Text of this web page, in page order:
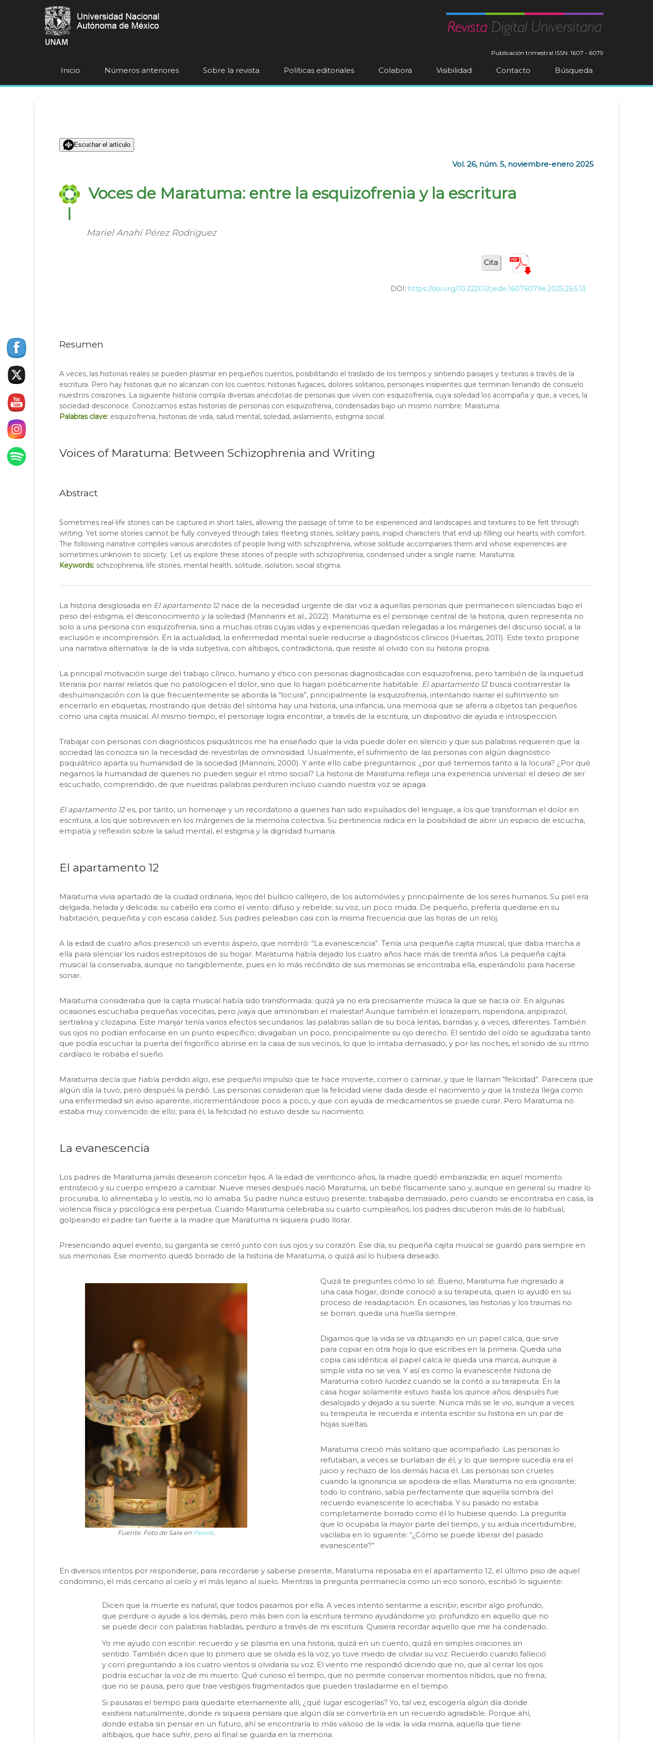
Publicación trimestral ISSN: 1607 - 6079
Inicio Números anteriores Sobre la revista Políticas editoriales Colabora Visibilidad Contacto Búsqueda
Escuchar el artículo
Vol. 26, núm. 5, noviembre-enero 2025
Voces de Maratuma: entre la esquizofrenia y la escritura
Mariel Anahí Pérez Rodríguez
Cita
DOI: https://doi.org/10.22201/ceide.16076079e.2025.26.5.13
Resumen
A veces, las historias reales se pueden plasmar en pequeños cuentos, posibilitando el traslado de los tiempos y sintiendo paisajes y texturas a través de la
escritura. Pero hay historias que no alcanzan con los cuentos: historias fugaces, dolores solitarios, personajes insipientes que terminan llenando de consuelo
nuestros corazones. La siguiente historia compila diversas anécdotas de personas que viven con esquizofrenia, cuya soledad los acompaña y que, a veces, la
sociedad desconoce. Conozcamos estas historias de personas con esquizofrenia, condensadas bajo un mismo nombre: Maratuma.
Palabras clave: esquizofrenia, historias de vida, salud mental, soledad, aislamiento, estigma social.
Voices of Maratuma: Between Schizophrenia and Writing
Abstract
Sometimes real-life stories can be captured in short tales, allowing the passage of time to be experienced and landscapes and textures to be felt through
writing. Yet some stories cannot be fully conveyed through tales: fleeting stories, solitary pains, insipid characters that end up filling our hearts with comfort.
The following narrative compiles various anecdotes of people living with schizophrenia, whose solitude accompanies them and whose experiences are
sometimes unknown to society. Let us explore these stories of people with schizophrenia, condensed under a single name: Maratuma.
Keywords: schizophrenia, life stories, mental health, solitude, isolation, social stigma.
La historia desglosada en El apartamento 12nace de la necesidad urgente de dar voz a aquellas personas que permanecen silenciadas bajo el
peso del estigma, el desconocimiento y la soledad (Mannarini et al., 2022). Maratuma es el personaje central de la historia, quien representa no
solo a una persona con esquizofrenia, sino a muchas otras cuyas vidas y experiencias quedan relegadas a los márgenes del discurso social, a la
exclusión e incomprensión. En la actualidad, la enfermedad mental suele reducirse a diagnósticos clínicos (Huertas, 2011). Este texto propone
una narrativa alternativa: la de la vida subjetiva, con altibajos, contradictoria, que resiste al olvido con su historia propia.
La principal motivación surge del trabajo clínico, humano y ético con personas diagnosticadas con esquizofrenia, pero también de la inquietud
literaria por narrar relatos que no patologicen el dolor, sino que lo hagan poéticamente habitable. El apartamento 12busca contrarrestar la
deshumanización con la que frecuentemente se aborda la “locura”, principalmente la esquizofrenia, intentando narrar el sufrimiento sin
encerrarlo en etiquetas, mostrando que detrás del síntoma hay una historia, una infancia, una memoria que se aferra a objetos tan pequeños
como una cajita musical. Al mismo tiempo, el personaje logra encontrar, a través de la escritura, un dispositivo de ayuda e introspección.
Trabajar con personas con diagnósticos psiquiátricos me ha enseñado que la vida puede doler en silencio y que sus palabras requieren que la
sociedad las conozca sin la necesidad de revestirlas de ominosidad. Usualmente, el sufrimiento de las personas con algún diagnóstico
psiquiátrico aparta su humanidad de la sociedad (Mannoni, 2000). Y ante ello cabe preguntarnos: ¿por qué tememos tanto a la locura? ¿Por qué
negamos la humanidad de quienes no pueden seguir el ritmo social? La historia de Maratuma refleja una experiencia universal: el deseo de ser
escuchado, comprendido, de que nuestras palabras perduren incluso cuando nuestra voz se apaga.
El apartamento 12es, por tanto, un homenaje y un recordatorio a quienes han sido expulsados del lenguaje, a los que transforman el dolor en
escritura, a los que sobreviven en los márgenes de la memoria colectiva. Su pertinencia radica en la posibilidad de abrir un espacio de escucha,
empatía y reflexión sobre la salud mental, el estigma y la dignidad humana.
El apartamento 12
Maratuma vivía apartado de la ciudad ordinaria, lejos del bullicio callejero, de los automóviles y principalmente de los seres humanos. Su piel era
delgada, helada y delicada; su cabello era como el viento: difuso y rebelde; su voz, un poco muda. De pequeño, prefería quedarse en su
habitación, pequeñita y con escasa calidez. Sus padres peleaban casi con la misma frecuencia que las horas de un reloj.
A la edad de cuatro años presenció un evento áspero, que nombró: “La evanescencia”. Tenía una pequeña cajita musical, que daba marcha a
ella para silenciar los ruidos estrepitosos de su hogar. Maratuma había dejado los cuatro años hace más de treinta años. La pequeña cajita
musical la conservaba, aunque no tangiblemente, pues en lo más recóndito de sus memorias se encontraba ella, esperándolo para hacerse
sonar.
Maratuma consideraba que la cajita musical había sido transformada; quizá ya no era precisamente música la que se hacía oír. En algunas
ocasiones escuchaba pequeñas vocecitas, pero ¡vaya que aminoraban el malestar! Aunque también el lorazepam, risperidona, aripiprazol,
sertralina y clozapina. Este manjar tenía varios efectos secundarios: las palabras salían de su boca lentas, barridas y, a veces, diferentes. También
sus ojos no podían enfocarse en un punto específico; divagaban un poco, principalmente su ojo derecho. El sentido del oído se agudizaba tanto
que podía escuchar la puerta del frigorífico abrirse en la casa de sus vecinos, lo que lo irritaba demasiado, y por las noches, el sonido de su ritmo
cardíaco le robaba el sueño.
Maratuma decía que había perdido algo, ese pequeño impulso que te hace moverte, comer o caminar, y que le llaman “felicidad”. Pareciera que
algún día la tuvo, pero después la perdió. Las personas consideran que la felicidad viene dada desde el nacimiento y que la tristeza llega como
una enfermedad sin aviso aparente, incrementándose poco a poco, y que con ayuda de medicamentos se puede curar. Pero Maratuma no
estaba muy convencido de ello; para él, la felicidad no estuvo desde su nacimiento.
La evanescencia
Los padres de Maratuma jamás desearon concebir hijos. A la edad de veinticinco años, la madre quedó embarazada; en aquel momento
entristeció y su cuerpo empezó a cambiar. Nueve meses después nació Maratuma, un bebé físicamente sano y, aunque en general su madre lo
procuraba, lo alimentaba y lo vestía, no lo amaba. Su padre nunca estuvo presente; trabajaba demasiado, pero cuando se encontraba en casa, la
violencia física y psicológica era perpetua. Cuando Maratuma celebraba su cuarto cumpleaños, los padres discutieron más de lo habitual,
golpeando el padre tan fuerte a la madre que Maratuma ni siquiera pudo llorar.
Presenciando aquel evento, su garganta se cerró junto con sus ojos y su corazón. Ese día, su pequeña cajita musical se guardó para siempre en
sus memorias. Ese momento quedó borrado de la historia de Maratuma, o quizá así lo hubiera deseado.
Fuente. Foto de Sara en Pexels.
Quizá te preguntes cómo lo sé. Bueno, Maratuma fue ingresado a
una casa hogar, donde conoció a su terapeuta, quien lo ayudó en su
proceso de readaptación. En ocasiones, las historias y los traumas no
se borran; queda una huella siempre.
Digamos que la vida se va dibujando en un papel calca, que sirve
para copiar en otra hoja lo que escribes en la primera. Queda una
copia casi idéntica; al papel calca le queda una marca, aunque a
simple vista no se vea. Y así es como la evanescente historia de
Maratuma cobró lucidez cuando se la contó a su terapeuta. En la
casa hogar solamente estuvo hasta los quince años; después fue
desalojado y dejado a su suerte. Nunca más se le vio, aunque a veces
su terapeuta le recuerda e intenta escribir su historia en un par de
hojas sueltas.
Maratuma creció más solitario que acompañado. Las personas lo
refutaban, a veces se burlaban de él, y lo que siempre sucedía era el
juicio y rechazo de los demás hacia él. Las personas son crueles
cuando la ignorancia se apodera de ellas. Maratuma no era ignorante;
todo lo contrario, sabía perfectamente que aquella sombra del
recuerdo evanescente lo acechaba. Y su pasado no estaba
completamente borrado como él lo hubiese querido. La pregunta
que lo ocupaba la mayor parte del tiempo, y su ardua incertidumbre,
vacilaba en lo siguiente: “¿Cómo se puede liberar del pasado
evanescente?”
En diversos intentos por responderse, para recordarse y saberse presente, Maratuma reposaba en el apartamento 12, el último piso de aquel
condominio, el más cercano al cielo y el más lejano al suelo. Mientras la pregunta permanecía como un eco sonoro, escribió lo siguiente:
Dicen que la muerte es natural, que todos pasamos por ella. A veces intento sentarme a escribir, escribir algo profundo,
que perdure o ayude a los demás, pero más bien con la escritura termino ayudándome yo; profundizo en aquello que no
se puede decir con palabras habladas, perduro a través de mi escritura. Quisiera recordar aquello que me ha condenado.
Yo me ayudo con escribir: recuerdo y se plasma en una historia, quizá en un cuento, quizá en simples oraciones sin
sentido. También dicen que lo primero que se olvida es la voz; yo tuve miedo de olvidar su voz. Recuerdo cuando falleció
y corrí preguntando a los cuatro vientos si olvidaría su voz. El viento me respondió diciendo que no, que al cerrar los ojos
podría escuchar la voz de mi muerto. Qué curioso el tiempo, que no permite conservar momentos nítidos, que no frena,
que no se pausa, pero que trae vestigios fragmentados que pueden trasladarme en el tiempo.
Si pausaras el tiempo para quedarte eternamente allí, ¿qué lugar escogerías? Yo, tal vez, escogería algún día donde
existiera naturalmente, donde ni siquiera pensara que algún día se convertiría en un recuerdo agradable. Porque ahí,
donde estaba sin pensar en un futuro, ahí se encontraría lo más valioso de la vida: la vida misma, aquella que tiene
altibajos, que hace sufrir, pero al final se guarda en la memoria.